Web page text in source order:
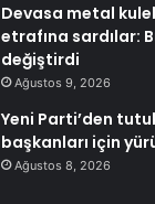
Devasa metal
etrafına sardılar:
değiştirdi
Ağustos 9, 2026
Yeni Parti’den
başkanları için
Ağustos 8, 2026